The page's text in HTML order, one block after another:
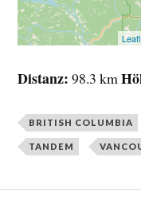
Distanz 98.3 km
BRITISH COLUMBIA
TANDEM